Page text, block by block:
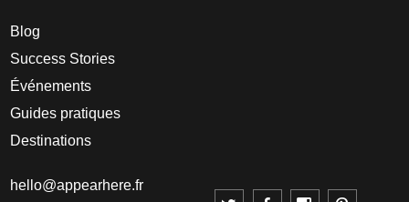
Blog
Success Stories
Événements
Guides pratiques
Destinations
hello@appearhere.fr